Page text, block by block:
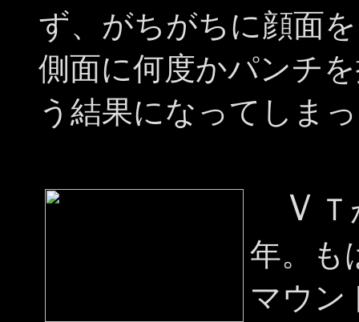
ず、がちがちに顔面
側面に何度かパンチ
う結果になってしま
Ｖ
年。も
マウン